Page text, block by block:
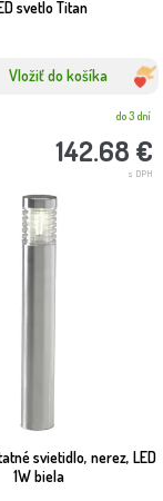
svetlo Titan
Vložiť do košíka
142.68 €
s DPH
do 3 dní
svietidlo, nerez, LED
1W biela